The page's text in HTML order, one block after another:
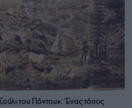
του Πόντου»: Ένας τόπος